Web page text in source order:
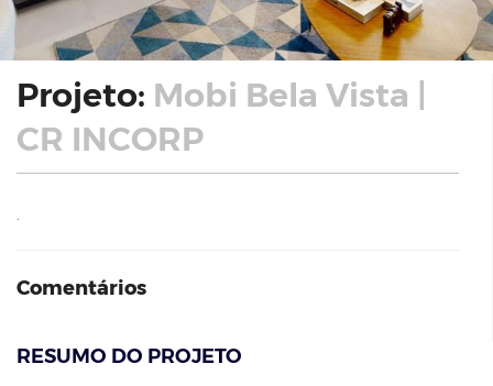
Projeto: Mobi Bela Vista |
CR INCORP
Comentários
RESUMO DO PROJETO